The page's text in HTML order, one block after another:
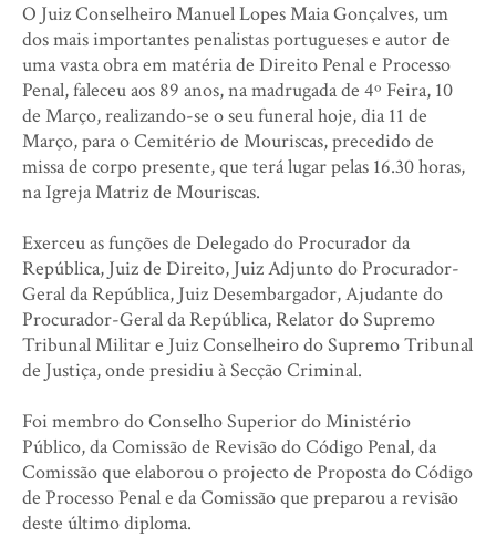
O Juiz Conselheiro Manuel Lopes Maia Gonçalves, um
dos mais importantes penalistas portugueses e autor de
uma vasta obra em matéria de Direito Penal e Processo
Penal, faleceu aos 89 anos, na madrugada de 4º Feira, 10
de Março, realizando-se o seu funeral hoje, dia 11 de
Março, para o Cemitério de Mouriscas, precedido de
missa de corpo presente, que terá lugar pelas 16.30 horas,
na Igreja Matriz de Mouriscas.
Exerceu as funções de Delegado do Procurador da
República, Juiz de Direito, Juiz Adjunto do Procurador-
Geral da República, Juiz Desembargador, Ajudante do
Procurador-Geral da República, Relator do Supremo
Tribunal Militar e Juiz Conselheiro do Supremo Tribunal
de Justiça, onde presidiu à Secção Criminal.
Foi membro do Conselho Superior do Ministério
Público, da Comissão de Revisão do Código Penal, da
Comissão que elaborou o projecto de Proposta do Código
de Processo Penal e da Comissão que preparou a revisão
deste último diploma.